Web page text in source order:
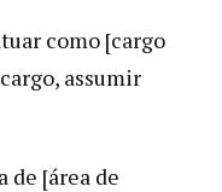
como [cargo
assumir
de [área de